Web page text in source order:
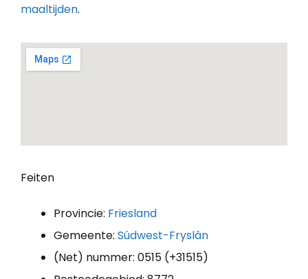
maaltijden.
Feiten
Provincie: Friesland
Gemeente: Súdwest-Fryslân
(Net) nummer: 0515 (+31515)